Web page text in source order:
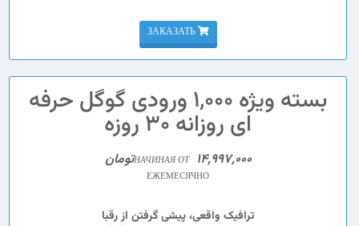
ЗАКАЗАТЬ
بسته ویژه 1,000 ورودی گوگل حرفه
ای روزانه 30 روزه
НАЧИНАЯ ОТ 14,997,000تومان
ЕЖЕМЕСЯЧНО
ترافیک واقعی، پیشی گرفتن از رقبا